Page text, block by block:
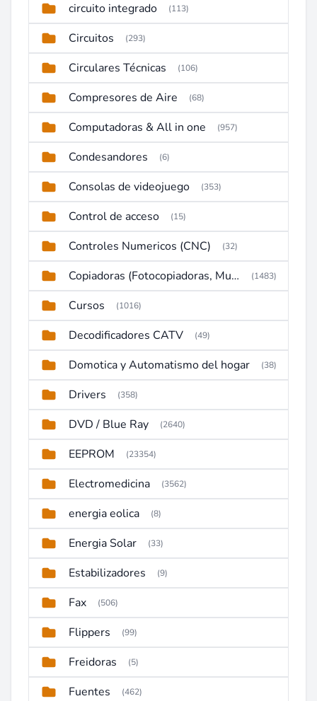
circuito integrado (113)
Circuitos (293)
Circulares Técnicas (106)
Compresores de Aire (68)
Computadoras & All in one (957)
Condesandores (6)
Consolas de videojuego (353)
Control de acceso (15)
Controles Numericos (CNC) (32)
Copiadoras (Fotocopiadoras, Multifunctions, Ploter, etc) (1483)
Cursos (1016)
Decodificadores CATV (49)
Domotica y Automatismo del hogar (38)
Drivers (358)
DVD / Blue Ray (2640)
EEPROM (23354)
Electromedicina (3562)
energia eolica (8)
Energia Solar (33)
Estabilizadores (9)
Fax (506)
Flippers (99)
Freidoras (5)
Fuentes (462)